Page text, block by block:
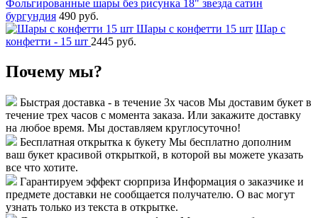
Фольгированные шары без рисунка 18" звезда сатин
бургундия 490 руб.
Шары с конфетти 15 шт Шар с
конфетти - 15 шт 2445 руб.
Почему мы?
Быстрая доставка - в течение 3х часов Мы доставим букет в
течение трех часов с момента заказа. Или закажите доставку
на любое время. Мы доставляем круглосуточно!
Бесплатная открытка к букету Мы бесплатно дополним
ваш букет красивой открыткой, в которой вы можете указать
все что хотите.
Гарантируем эффект сюрприза Информация о заказчике и
предмете доставки не сообщается получателю. О вас могут
узнать только из текста в открытке.